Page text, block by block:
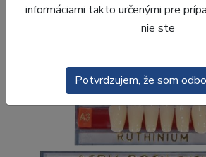
informáciami takto určenými pre
nie ste
Potvrdzujem, že som